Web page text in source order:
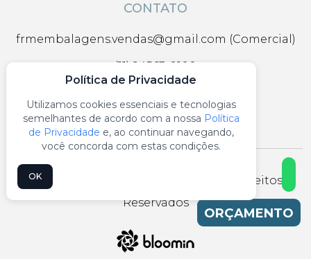
CONTATO
frmembalagens.vendas@gmail.com (Comercial)
(11) 94563-0100
FRM Embalagens © 2026 - Todos os Direitos
Reservados
ORÇAMENTO
Política de Privacidade
Utilizamos cookies essenciais e tecnologias
semelhantes de acordo com a nossa Política
de Privacidade e, ao continuar navegando,
você concorda com estas condições.
OK